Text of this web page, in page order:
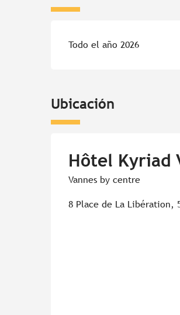
Todo el año 2026
Ubicación
Hôtel Kyriad
Vannes by centre
8 Place de La Libération,